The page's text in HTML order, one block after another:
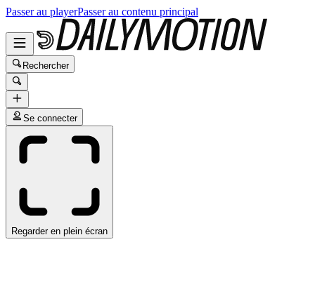
Passer au playerPasser au contenu principal
Rechercher
Se connecter
Regarder en plein écran